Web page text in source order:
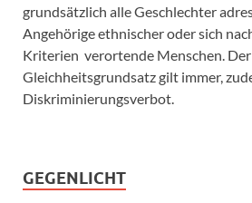
grundsätzlich alle Geschlechter
Angehörige ethnischer oder sich
Kriterien verortende Menschen. Der
Gleichheitsgrundsatz gilt immer,
Diskriminierungsverbot.
GEGENLICHT